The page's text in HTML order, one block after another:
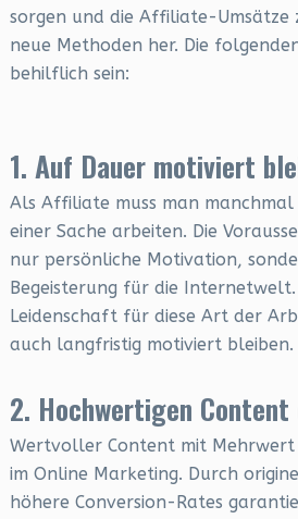
sorgen und die Affiliate-Umsätze
neue Methoden her. Die
behilflich sein:
1. Auf Dauer motiviert
Als Affiliate muss man
einer Sache arbeiten. Die
nur persönliche Motivation,
Begeisterung für die
Leidenschaft für diese Art der
auch langfristig motiviert bleiben.
2. Hochwertigen
Wertvoller Content mit Mehrwert
im Online Marketing. Durch
höhere Conversion-Rates